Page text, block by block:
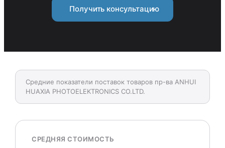
Получить консультацию
Средние показатели поставок товаров пр-ва ANHUI
HUAXIA PHOTOELEKTRONICS CO.LTD.
СРЕДНЯЯ СТОИМОСТЬ